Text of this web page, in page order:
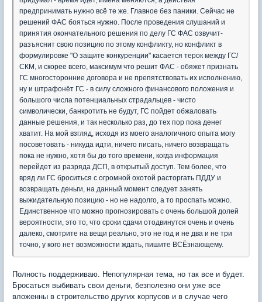
предпринимать нужно всё те же. Главное без паники. Сейчас не
решений ФАС бояться нужно. После проведения слушаний и
принятия окончательного решения по делу ГС ФАС озвучит-
разъяснит свою позицию по этому конфликту, но конфликт в
формулировке "О защите конкуренции" касается терок между ГС/
СКМ, и скорее всего, максимум что решит ФАС - обяжет признать
ГС многосторонние договора и не препятствовать их исполнению,
ну и штрафонёт ГС - в силу сложного финансового положения и
большого числа потенциальных страдальцев - чисто
символически, банкротить не будут, ГС пойдет обжаловать
данные решения, и так несколько раз, до тех пор пока денег
хватит. На мой взгляд, исходя из моего аналогичного опыта могу
посоветовать - никуда идти, ничего писать, ничего возвращать
пока не нужно, хотя бы до того времени, когда информация
перейдет из разряда ДСП, в открытый доступ. Тем более, что
вряд ли ГС броситься с огромной охотой расторгать ПДДУ и
возвращать деньги, на данный момент следует занять
выжидательную позицию - но не надолго, а то проспать можно.
Единственное что можно прогнозировать с очень большой долей
вероятности, это то, что сроки сдачи отодвинутся очень и очень
далеко, смотрите на вещи реально, это не год и не два и не три
точно, у кого нет возможности ждать, пишите ВСЁзнающему.
Полность поддерживаю. Непопулярная тема, но так все и будет.
Бросаться выбивать свои деньги, безполезно они уже все
вложенны в строительство других корпусов и в случае чего